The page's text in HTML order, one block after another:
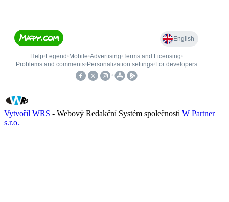
Vytvořil WRS - Webový Redakční Systém společnosti W Partner
s.r.o.